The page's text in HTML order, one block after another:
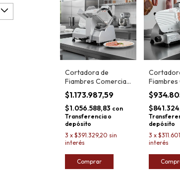
Cortadora de
Fiambres Comercial
de Acero Inoxidable
Otten 300 Mm
$1.173.987,59
$1.056.588,83 con
Transferencia o
depósito
3 x $391.329,20 sin
interés
Fiambres
de Acero
Otten
depósito
3 x
interés